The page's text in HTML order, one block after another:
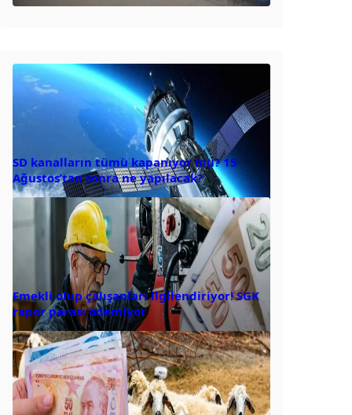
SD kanalların tümü kapanıyor mu? 15
Ağustos’tan sonra ne yapılacak?
Emekli olup çalışanları ilgilendiriyor! SGK
rapor parası ödemiyor